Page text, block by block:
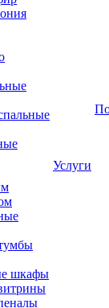
шкафы
Услуги